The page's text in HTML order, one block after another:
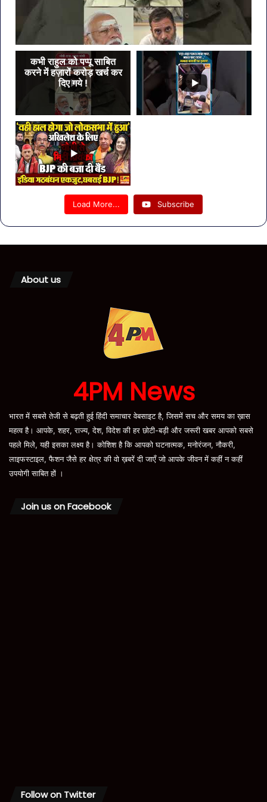
कभी राहुल को पप्पू साबित
करने में हज़ारों करोड़ खर्च कर
दिए गये !
Load More... Subscribe
About us
4PM News
भारत में सबसे तेजी से बढ़ती हुई हिंदी समाचार वेबसाइट है, जिसमें सच और समय का ख़ास
महत्व है। आपके, शहर, राज्य, देश, विदेश की हर छोटी-बड़ी और जरूरी खबर आपको सबसे
पहले मिले, यही इसका लक्ष्य है। कोशिश है कि आपको घटनात्मक, मनोरंजन, नौकरी,
लाइफस्टाइल, फैशन जैसे हर क्षेत्र की वो ख़बरें दी जाएँ जो आपके जीवन में कहीं न कहीं
उपयोगी साबित हों ।
Join us on Facebook
Follow on Twitter